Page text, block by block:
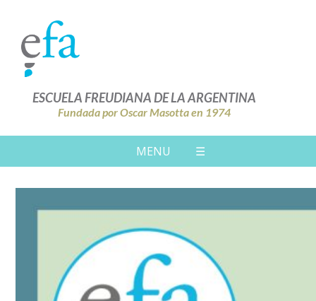
ESCUELA FREUDIANA DE LA ARGENTINA
Fundada por Oscar Masotta en 1974
MENU ☰